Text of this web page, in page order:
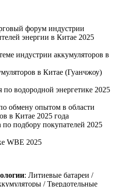
форум индустрии
энергии в Китае 2025
индустрии аккумуляторов в
в Китае (Гуанчжоу)
водородной энергетике 2025
обмену опытом в области
в Китае 2025 года
подбору покупателей 2025
WBE 2025
: Литиевые батареи /
/ Твердотельные